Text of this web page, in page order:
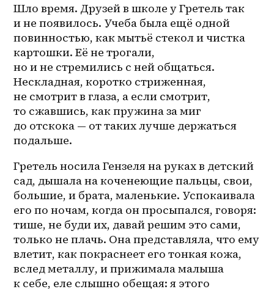
Шло время. Друзей в школе у Гретель так
и не появилось. Учеба была ещё одной
повинностью, как мытьё стекол и чистка
картошки. Её не трогали,
но и не стремились с ней общаться.
Нескладная, коротко стриженная,
не смотрит в глаза, а если смотрит,
то сжавшись, как пружина за миг
до отскока — от таких лучше держаться
подальше.
Гретель носила Гензеля на руках в детский
сад, дышала на коченеющие пальцы, свои,
большие, и брата, маленькие. Успокаивала
его по ночам, когда он просыпался, говоря:
тише, не буди их, давай решим это сами,
только не плачь. Она представляла, что ему
влетит, как покраснеет его тонкая кожа,
вслед металлу, и прижимала малыша
к себе, еле слышно обещая: я этого